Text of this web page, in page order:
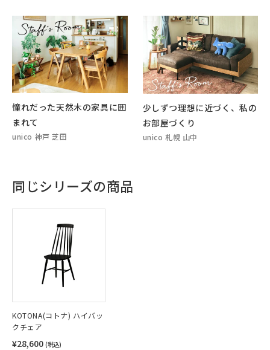
憧れだった天然木の家具に囲
まれて
unico 神戸 芝田
少しずつ理想に近づく、私の
お部屋づくり
unico 札幌 山中
同じシリーズの商品
KOTONA(コトナ) ハイバッ
クチェア
¥28,600 (税込)